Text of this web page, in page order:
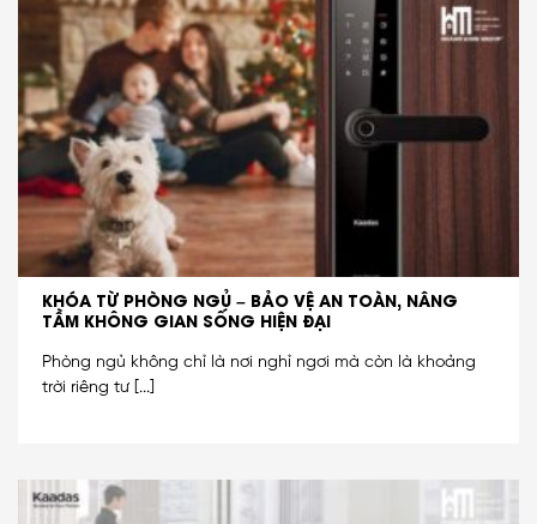
KHÓA TỪ PHÒNG NGỦ – BẢO VỆ AN TOÀN, NÂNG
TẦM KHÔNG GIAN SỐNG HIỆN ĐẠI
Phòng ngủ không chỉ là nơi nghỉ ngơi mà còn là khoảng
trời riêng tư [...]